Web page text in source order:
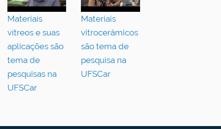
Materiais
vítreos e suas
aplicações são
tema de
pesquisas na
UFSCar
Materiais
vitrocerâmicos
são tema de
pesquisa na
UFSCar